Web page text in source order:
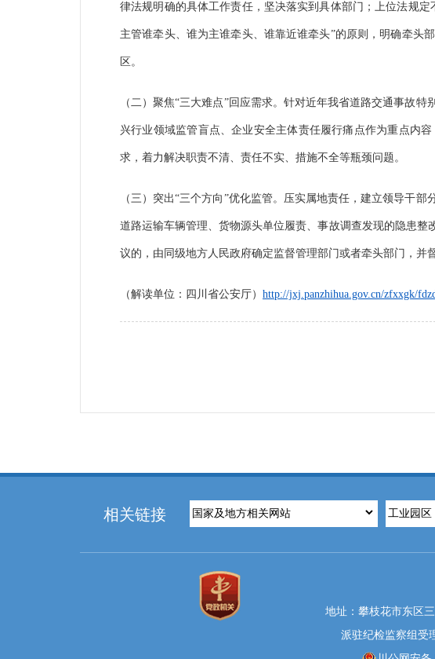
律法规明确的具体工作责任，坚决落实到具体部门；上位法规
主管谁牵头、谁为主谁牵头、谁靠近谁牵头”的原则，明确牵头
区。
（二）聚焦“三大难点”回应需求。针对近年我省道路交通事故
兴行业领域监管盲点、企业安全主体责任履行痛点作为重点内
求，着力解决职责不清、责任不实、措施不全等瓶颈问题。
（三）突出“三个方向”优化监管。压实属地责任，建立领导干
道路运输车辆管理、货物源头单位履责、事故调查发现的隐患
议的，由同级地方人民政府确定监督管理部门或者牵头部门，并
（解读单位：四川省公安厅） http://jxj.panzhihua.gov.cn/zfxxgk/
相关链接
地址：攀枝花市东区
派驻纪检监察组受